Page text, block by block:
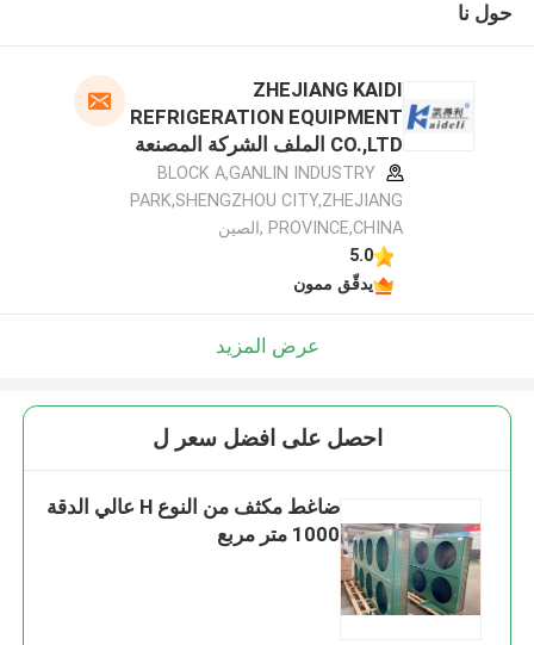
حول نا
ZHEJIANG KAIDI
REFRIGERATION EQUIPMENT
CO.,LTD الملف الشركة المصنعة
BLOCK A,GANLIN INDUSTRY
PARK,SHENGZHOU CITY,ZHEJIANG
PROVINCE,CHINA ,الصين
5.0
يدقّق ممون
عرض المزيد
احصل على افضل سعر ل
ضاغط مكثف من النوع H عالي الدقة
1000 متر مربع